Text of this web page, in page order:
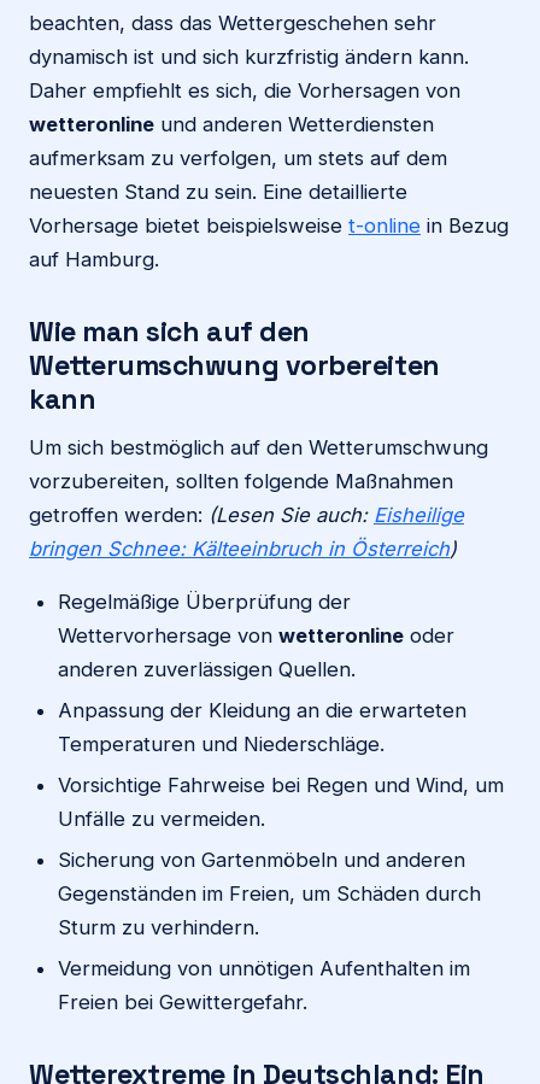
beachten, dass das Wettergeschehen sehr
dynamisch ist und sich kurzfristig ändern kann.
Daher empfiehlt es sich, die Vorhersagen von
wetteronline und anderen Wetterdiensten
aufmerksam zu verfolgen, um stets auf dem
neuesten Stand zu sein. Eine detaillierte
Vorhersage bietet beispielsweise t-online in Bezug
auf Hamburg.
Wie man sich auf den
Wetterumschwung vorbereiten
kann
Um sich bestmöglich auf den Wetterumschwung
vorzubereiten, sollten folgende Maßnahmen
getroffen werden: (Lesen Sie auch: Eisheilige
bringen Schnee: Kälteeinbruch in Österreich)
Regelmäßige Überprüfung der
Wettervorhersage von wetteronline oder
anderen zuverlässigen Quellen.
Anpassung der Kleidung an die erwarteten
Temperaturen und Niederschläge.
Vorsichtige Fahrweise bei Regen und Wind, um
Unfälle zu vermeiden.
Sicherung von Gartenmöbeln und anderen
Gegenständen im Freien, um Schäden durch
Sturm zu verhindern.
Vermeidung von unnötigen Aufenthalten im
Freien bei Gewittergefahr.
Wetterextreme in Deutschland: Ein